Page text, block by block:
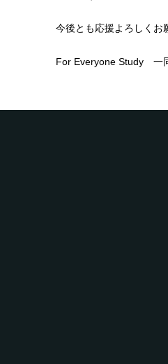
今後とも応援よろしくお
For Everyone Study 一